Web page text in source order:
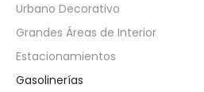
Urbano Decorativo
Grandes Áreas de Interior
Estacionamientos
Gasolinerías